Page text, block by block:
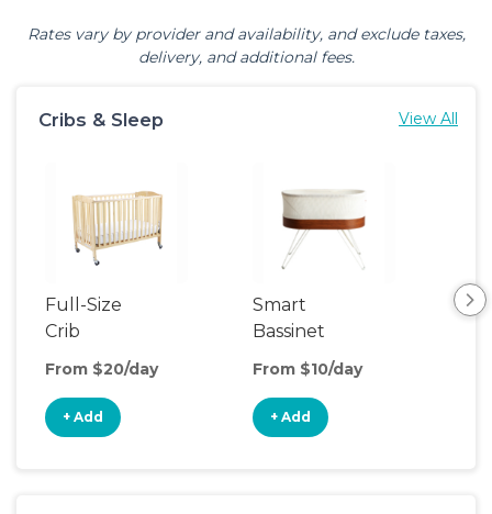
Rates vary by provider and availability, and exclude taxes,
delivery, and additional fees.
Cribs & Sleep View All
Full-Size
Crib
From $20/day
+ Add
Smart
Bassinet
From $10/day
+ Add